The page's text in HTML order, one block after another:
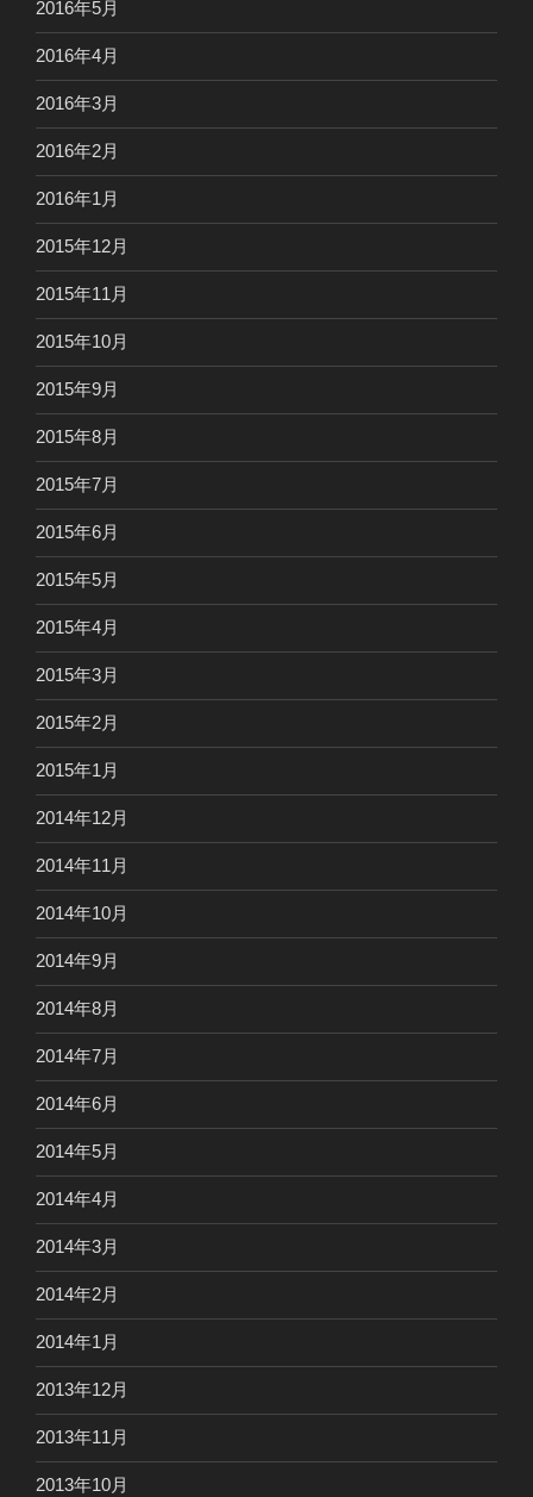
2016年5月
2016年4月
2016年3月
2016年2月
2016年1月
2015年12月
2015年11月
2015年10月
2015年9月
2015年8月
2015年7月
2015年6月
2015年5月
2015年4月
2015年3月
2015年2月
2015年1月
2014年12月
2014年11月
2014年10月
2014年9月
2014年8月
2014年7月
2014年6月
2014年5月
2014年4月
2014年3月
2014年2月
2014年1月
2013年12月
2013年11月
2013年10月